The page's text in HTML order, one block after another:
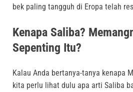
bek paling tangguh di Eropa telah
Kenapa Saliba?
Sepenting Itu?
Kalau Anda bertanya-tanya kenapa
kita perlu lihat dulu apa arti Saliba